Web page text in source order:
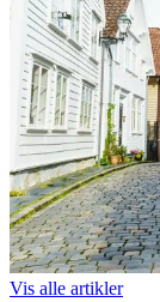
Vis alle artikler